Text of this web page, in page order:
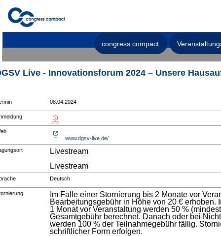
congress compact
Live - Innovationsforum 2024 – Unsere
08.04.2024
www.dgsv-live.de/
Livestream
Livestream
Deutsch
Im Falle einer Stornierung bis 2 Monate vor
Bearbeitungsgebühr in Höhe von 20 € erhoben.
1 Monat vor Veranstaltung werden 50 %
Gesamtgebühr berechnet. Danach oder bei
werden 100 % der Teilnahmegebühr fällig.
schriftlicher Form erfolgen.